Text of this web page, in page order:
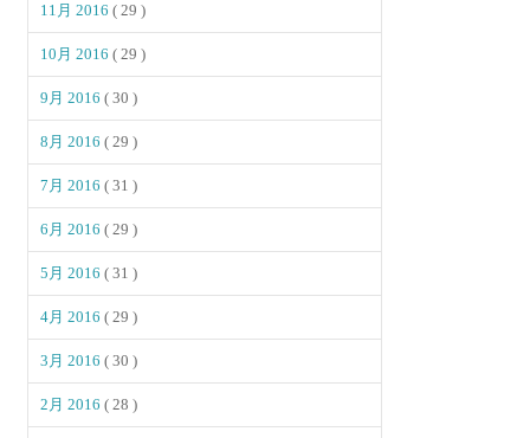
11月 2016( 29 )
10月 2016( 29 )
9月 2016( 30 )
8月 2016( 29 )
7月 2016( 31 )
6月 2016( 29 )
5月 2016( 31 )
4月 2016( 29 )
3月 2016( 30 )
2月 2016( 28 )